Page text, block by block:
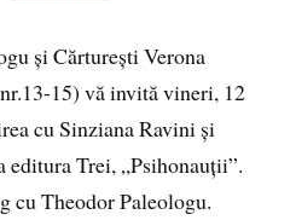
și Cărturești Verona
15) vă invită vineri, 12
cu Sinziana Ravini și
Trei, „Psihonauții”.
cu Theodor Paleologu.